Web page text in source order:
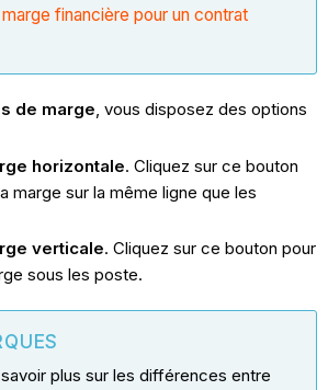
financière pour un contrat
de marge, vous disposez des options
horizontale. Cliquez sur ce bouton
marge sur la même ligne que les
verticale. Cliquez sur ce bouton pour
sous les poste.
plus sur les différences entre